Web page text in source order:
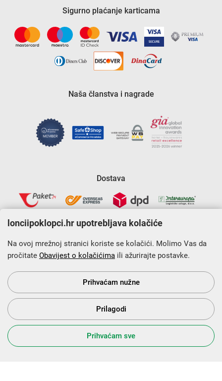
Sigurno plaćanje karticama
Naša članstva i nagrade
Dostava
Krajnji primatelj financijskog instrumenta sufinanciranog iz
Europskog fonda za regionalni razvoj u sklopu Operativnog
programa „Konkurentnost i kohezija”.
s Vama od 2014. godine!
lonciipoklopci.hr upotrebljava kolačiće
Na ovoj mrežnoj stranici koriste se kolačići. Molimo Vas da
pročitate Obavijest o kolačićima ili ažurirajte postavke.
Prihvaćam nužne
Prilagodi
Prihvaćam sve